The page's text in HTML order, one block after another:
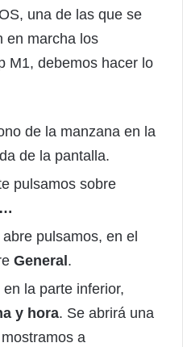
una de las que se
en marcha los
M1, debemos hacer lo
de la manzana en la
de la pantalla.
pulsamos sobre
pulsamos, en el
General .
la parte inferior,
y hora. Se abrirá una
a